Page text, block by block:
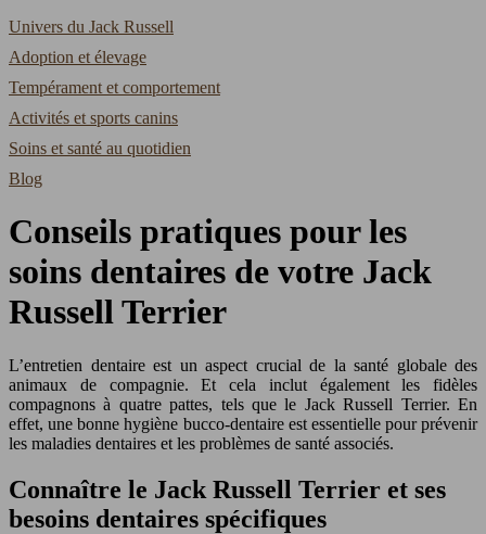
Univers du Jack Russell
Adoption et élevage
Tempérament et comportement
Activités et sports canins
Soins et santé au quotidien
Blog
Conseils pratiques pour les
soins dentaires de votre Jack
Russell Terrier
L’entretien dentaire est un aspect crucial de la santé globale des
animaux de compagnie. Et cela inclut également les fidèles
compagnons à quatre pattes, tels que le Jack Russell Terrier. En
effet, une bonne hygiène bucco-dentaire est essentielle pour prévenir
les maladies dentaires et les problèmes de santé associés.
Connaître le Jack Russell Terrier et ses
besoins dentaires spécifiques